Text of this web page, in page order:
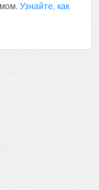
Узнайте, как